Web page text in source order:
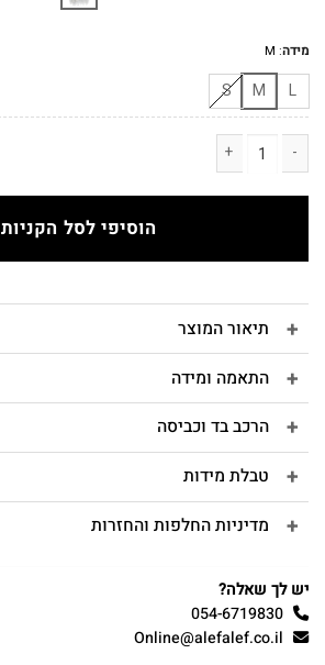
מידה:
M
L
M
S
הוסיפי לסל הקניות
תיאור המוצר
התאמה ומידה
הרכב בד וכביסה
טבלת מידות
מדיניות החלפות והחזרות
יש לך שאלה?
054-6719830
Online@alefalef.co.il